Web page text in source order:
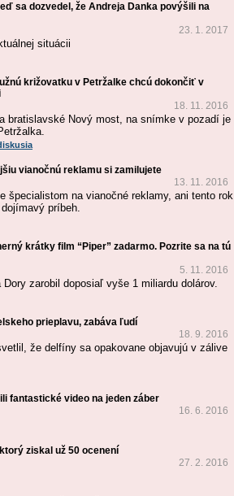
sa dozvedel, že Andreja Danka povýšili na
23. 1. 2017
situácii
križovatku v Petržalke chcú dokončiť v
18. 11. 2016
bratislavské Nový most, na snímke v pozadí je
vianočnú reklamu si zamilujete
13. 11. 2016
špecialistom na vianočné reklamy, ani tento rok
príbeh.
krátky film “Piper” zadarmo. Pozrite sa na tú
5. 11. 2016
zarobil doposiaľ vyše 1 miliardu dolárov.
prieplavu, zabáva ľudí
18. 9. 2016
že delfíny sa opakovane objavujú v zálive
fantastické video na jeden záber
16. 6. 2016
ziskal už 50 ocenení
27. 2. 2016